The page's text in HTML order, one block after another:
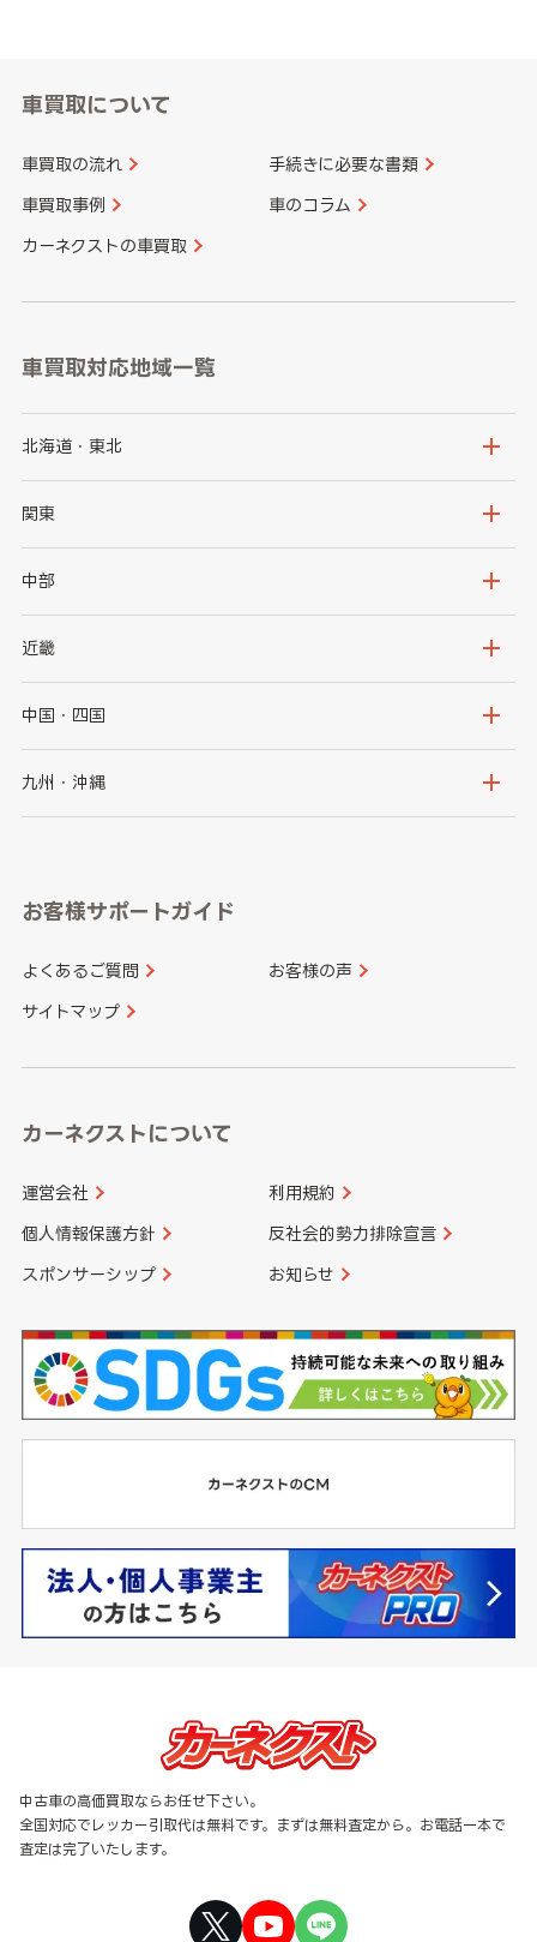
車買取について
車買取の流れ 手続きに必要な書類
車買取事例 車のコラム
カーネクストの車買取
車買取対応地域一覧
北海道・東北
北海道
岩手県
秋田県
関東
茨城県
群馬県
千葉県
中部
新潟県
石川県
山梨県
愛知県
近畿
大阪府
京都府
和歌山県
中国・四国
鳥取県
山口県
香川県 愛媛県
九州・沖縄
長崎県
大分県 宮崎県
お客様サポートガイド
よくあるご質問 お客様の声
サイトマップ
カーネクストについて
運営会社 利用規約
個人情報保護方針 反社会的勢力排除宣言
スポンサーシップ お知らせ
中古車の高価買取ならお任せ下さい。
全国対応でレッカー引取代は無料です。まずは無料査定から。お電話一本で
査定は完了いたします。